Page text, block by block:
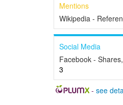
Mentions
Wikipedia -
Social Media
Facebook -
3
- see